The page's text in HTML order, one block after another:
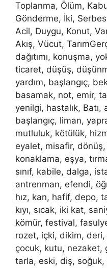
Toplanma, Ölüm,
Gönderme, İki,
Acil, Duygu, Konut,
Akış, Vücut,
dağıtımı, konuşma,
ticaret, düşüş,
yardım, başlangıç,
basamak, not, emir,
yenilgi, hastalık, Batı,
başlangıç, liman,
mutluluk, kötülük,
eyalet, misafir,
konaklama, eşya,
sınıf, kabile, dalga,
antrenman, efendi,
hız, kan, hafif, depo,
kıyı, sıcak, iki kat,
kömür, festival,
rozet, içki, dikim, deri,
çocuk, kutu, nezaket,
tarla, eski, diş, soğuk,